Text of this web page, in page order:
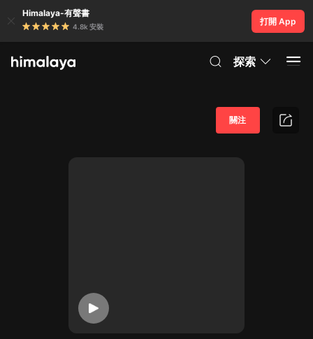
Himalaya-有聲書
4.8k 安裝
打開 App
探索
關注